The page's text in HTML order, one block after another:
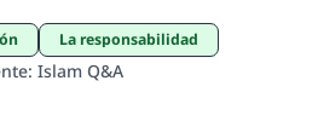
La responsabilidad
: Islam Q&A